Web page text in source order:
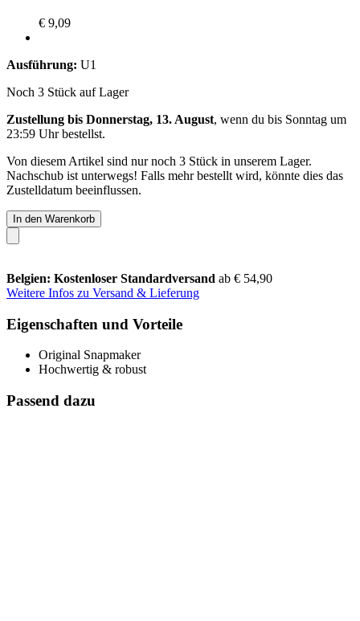
€ 9,09
Ausführung: U1
Noch 3 Stück auf Lager
Zustellung bis Donnerstag, 13. August, wenn du bis Sonntag um
23:59 Uhrbestellst.
Von diesem Artikel sind nur noch 3 Stück in unserem Lager.
Nachschub ist unterwegs! Falls mehr bestellt wird, könnte dies das
Zustelldatum beeinflussen.
In den Warenkorb
Belgien: Kostenloser Standardversand ab € 54,90
Weitere Infos zu Versand & Lieferung
Eigenschaften und Vorteile
Original Snapmaker
Hochwertig & robust
Passend dazu